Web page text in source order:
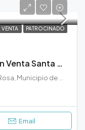
VENTA PATROCINADO
Constituyente N° 857 – Casa en Venta Santa Rosa
Email